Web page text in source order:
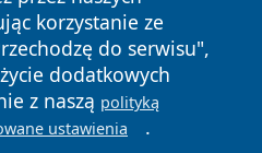
korzystanie ze
do serwisu",
dodatkowych
z naszą polityką
ustawienia .
Polityka
Cookies